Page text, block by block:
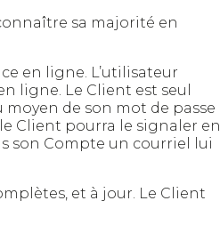
sa majorité en
en ligne. L’utilisateur
ligne. Le Client est seul
de son mot de passe
Client pourra le signaler en
son Compte un courriel lui
et à jour. Le Client